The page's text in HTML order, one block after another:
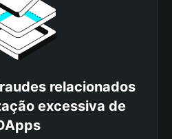
relacionados
excessiva de